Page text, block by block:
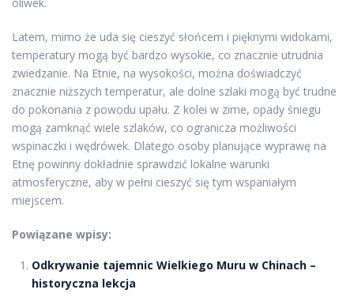
Latem, mimo że uda się cieszyć słońcem i pięknymi widokami,
temperatury mogą być bardzo wysokie, co znacznie utrudnia
zwiedzanie. Na Etnie, na wysokości, można doświadczyć
znacznie niższych temperatur, ale dolne szlaki mogą być trudne
do pokonania z powodu upału. Z kolei w zime, opady śniegu
mogą zamknąć wiele szlaków, co ogranicza możliwości
wspinaczki i wędrówek. Dlatego osoby planujące wyprawę na
Etnę powinny dokładnie sprawdzić lokalne warunki
atmosferyczne, aby w pełni cieszyć się tym wspaniałym
miejscem.
Powiązane wpisy:
Odkrywanie tajemnic Wielkiego Muru w Chinach –
historyczna lekcja